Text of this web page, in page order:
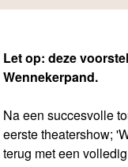
Let op: deze
Wennekerpand.
Na een succesvolle
eerste theatershow;
terug met een